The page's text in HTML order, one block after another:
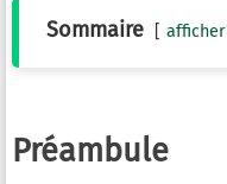
Sommaire afficher
Préambule